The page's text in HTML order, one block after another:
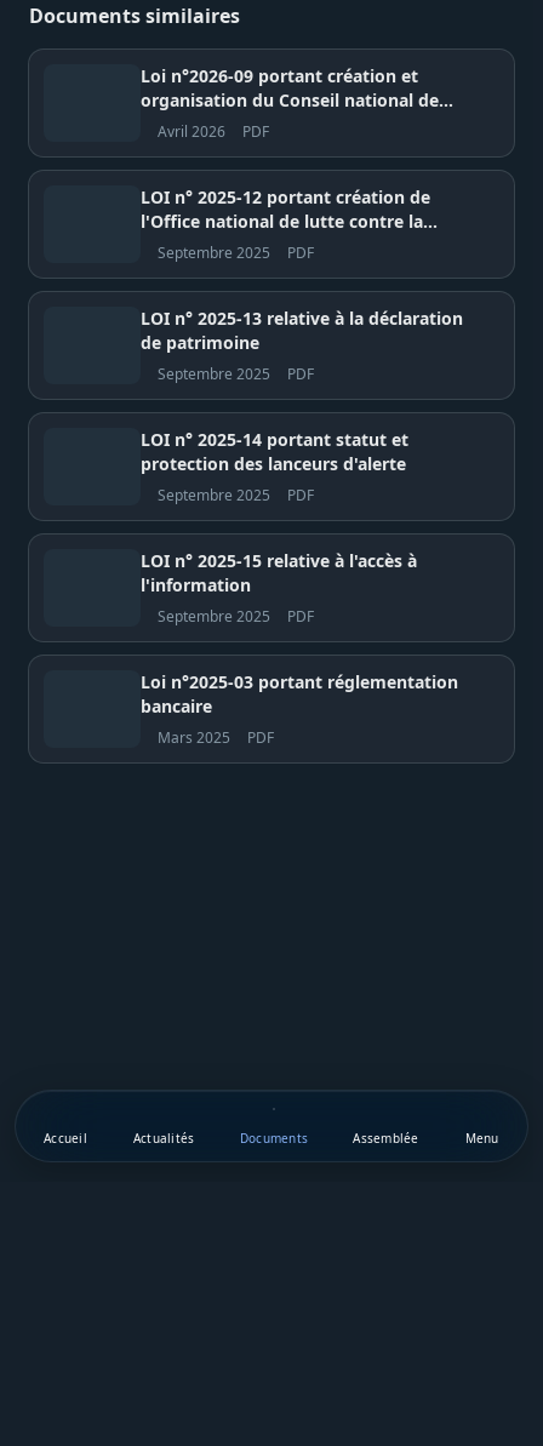
Documents similaires
Loi n°2026-09 portant création et
organisation du Conseil national de
Régulation des Médias (CNRM) –
Avril 2026 PDF
LOI n° 2025-12 portant création de
l'Office national de lutte contre la
Corruption (OFNAC)
Septembre 2025 PDF
LOI n° 2025-13 relative à la déclaration
de patrimoine
Septembre 2025 PDF
LOI n° 2025-14 portant statut et
protection des lanceurs d'alerte
Septembre 2025 PDF
LOI n° 2025-15 relative à l'accès à
l'information
Septembre 2025 PDF
Loi n°2025-03 portant réglementation
bancaire
Mars 2025 PDF
Accueil Actualités Documents Assemblée Menu